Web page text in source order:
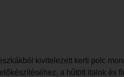
kivitelezett kerti polc
a hűtött italok és